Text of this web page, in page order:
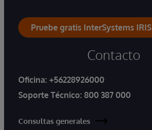
Pruebe gratis InterSystems IRIS
Contacto
Oficina: +56228926000
Soporte Técnico: 800 387 000
Consultas generales